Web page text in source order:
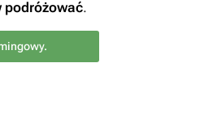
podróżować.